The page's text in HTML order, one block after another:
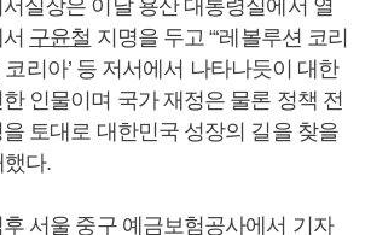
실장은 이날 용산 대통령실에서 열
구윤철 지명을 두고 “‘레볼루션 코리
코리아’ 등 저서에서 나타나듯이 대한
인물이며 국가 재정은 물론 정책 전
토대로 대한민국 성장의 길을 찾을
했다.
서울 중구 예금보험공사에서 기자